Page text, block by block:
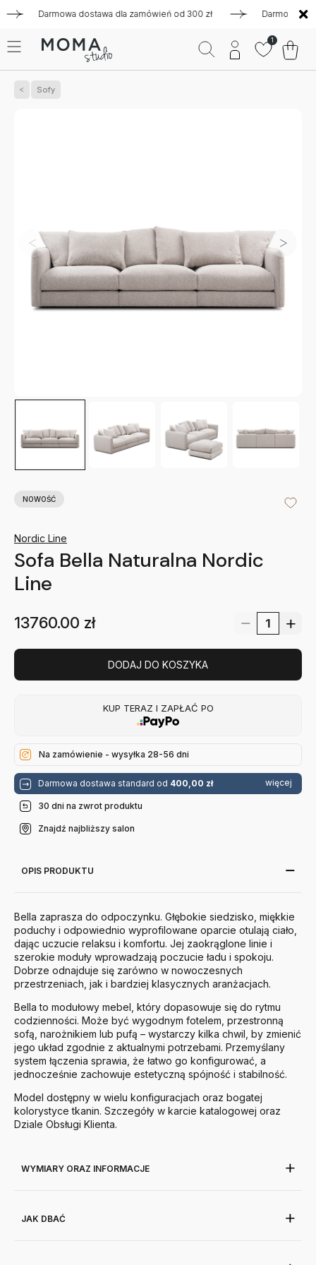
Darmowa dostawa dla zamówień od 300 zł Darmowa
1
Sofy
NOWOŚĆ
Nordic Line
Sofa Bella Naturalna Nordic
Line
13760.00 zł
DODAJ DO KOSZYKA
KUP TERAZ I ZAPŁAĆ PO
Na zamówienie - wysyłka 28-56 dni
Darmowa dostawa standard od 400,00 zł więcej
30 dni na zwrot produktu
Znajdź najbliższy salon
OPIS PRODUKTU
Bella zaprasza do odpoczynku. Głębokie siedzisko, miękkie
poduchy i odpowiednio wyprofilowane oparcie otulają ciało,
dając uczucie relaksu i komfortu. Jej zaokrąglone linie i
szerokie moduły wprowadzają poczucie ładu i spokoju.
Dobrze odnajduje się zarówno w nowoczesnych
przestrzeniach, jak i bardziej klasycznych aranżacjach.
Bella to modułowy mebel, który dopasowuje się do rytmu
codzienności. Może być wygodnym fotelem, przestronną
sofą, narożnikiem lub pufą – wystarczy kilka chwil, by zmienić
jego układ zgodnie z aktualnymi potrzebami. Przemyślany
system łączenia sprawia, że łatwo go konfigurować, a
jednocześnie zachowuje estetyczną spójność i stabilność.
Model dostępny w wielu konfiguracjach oraz bogatej
kolorystyce tkanin. Szczegóły w karcie katalogowej oraz
Dziale Obsługi Klienta.
WYMIARY ORAZ INFORMACJE
JAK DBAĆ